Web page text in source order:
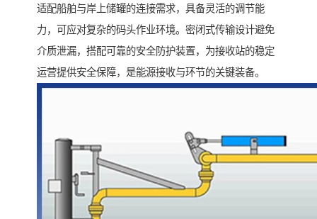
适配船舶与岸上储罐的连接需求，具备灵活的调节能
力，可应对复杂的码头作业环境。密闭式传输设计避免
介质泄漏，搭配可靠的安全防护装置，为接收站的稳定
运营提供安全保障，是能源接收与环节的关键装备。